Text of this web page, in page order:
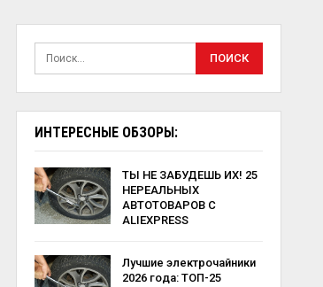
ИНТЕРЕСНЫЕ ОБЗОРЫ:
ТЫ НЕ ЗАБУДЕШЬ ИХ! 25
НЕРЕАЛЬНЫХ
АВТОТОВАРОВ С
ALIEXPRESS
Лучшие электрочайники
2026 года: ТОП-25